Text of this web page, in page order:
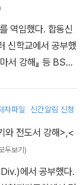
역임했다. 합동신
신학교에서 공부했
서 강해』 등 BST
자파일 신간알림 신청
와 전도서 강해>,<
두보기)
에서 공부했다.